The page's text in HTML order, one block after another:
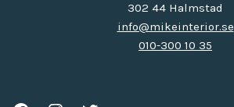
302 44 Halmstad
info@mikeinterior.se
010-300 10 35